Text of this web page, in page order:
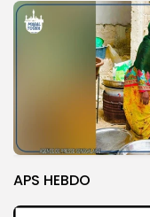
APS HEBDO